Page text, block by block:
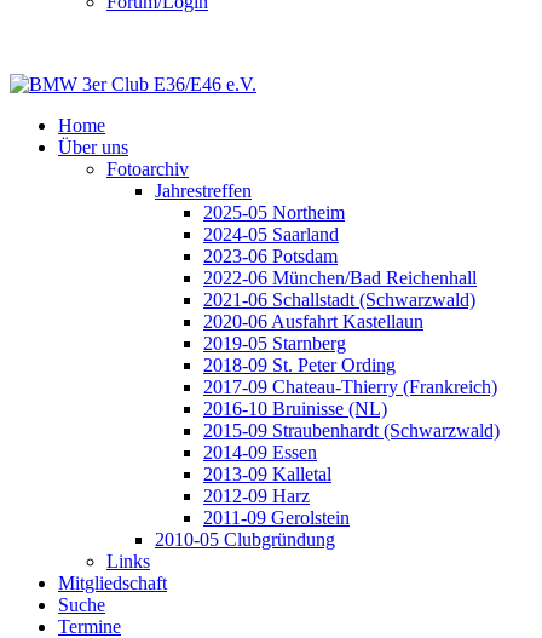
Home
Über uns
Fotoarchiv
Jahrestreffen
2025-05 Northeim
2024-05 Saarland
2023-06 Potsdam
2022-06 München/Bad Reichenhall
2021-06 Schallstadt (Schwarzwald)
2020-06 Ausfahrt Kastellaun
2019-05 Starnberg
2018-09 St. Peter Ording
2017-09 Chateau-Thierry (Frankreich)
2016-10 Bruinisse (NL)
2015-09 Straubenhardt (Schwarzwald)
2014-09 Essen
2013-09 Kalletal
2012-09 Harz
2011-09 Gerolstein
2010-05 Clubgründung
Links
Mitgliedschaft
Suche
Termine